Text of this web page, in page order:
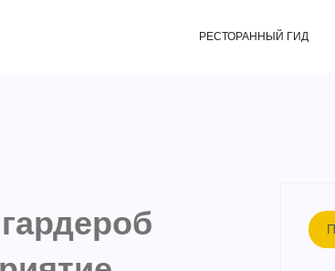
РЕСТОРАННЫЙ ГИД